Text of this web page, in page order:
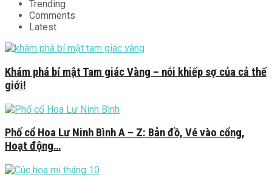
Trending
Comments
Latest
Khám phá bí mật Tam giác Vàng – nỗi khiếp sợ của cả thế
giới!
Phố cổ Hoa Lư Ninh Bình A – Z: Bản đồ, Vé vào cổng,
Hoạt động…